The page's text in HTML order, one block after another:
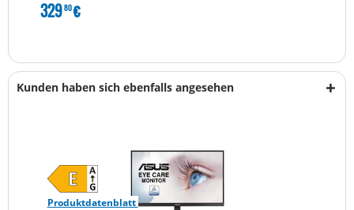
32980€
Kunden haben sich ebenfalls angesehen
Produktdatenblatt